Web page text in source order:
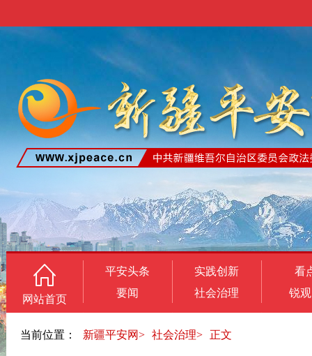
网站首页
平安头条
要闻
实践创新
社会治理
看
锐
当前位置： 新疆平安网> 社会治理> 正文